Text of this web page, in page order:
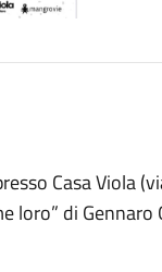
Casa Viola
loro” di